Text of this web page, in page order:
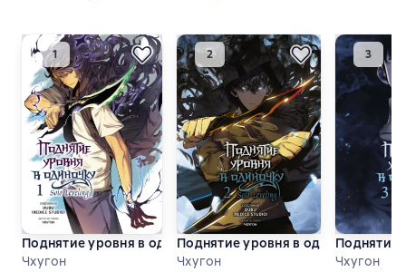
Поднятие уровня в одиночку. Solo Leveling. Том 1
Чхугон
Поднятие уровня в одиночку. Solo
Чхугон
Поднятие
Чхугон